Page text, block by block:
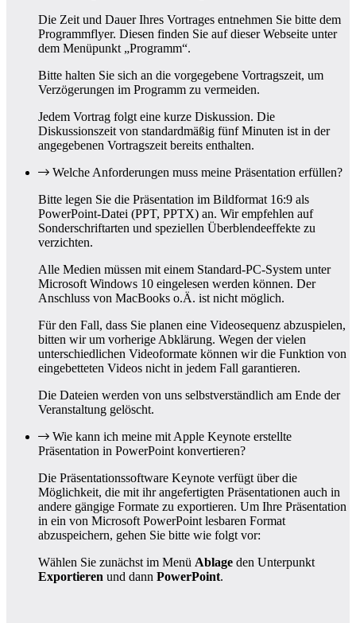
Die Zeit und Dauer Ihres Vortrages entnehmen Sie bitte dem
Programmflyer. Diesen finden Sie auf dieser Webseite unter
dem Menüpunkt „Programm“.
Bitte halten Sie sich an die vorgegebene Vortragszeit, um
Verzögerungen im Programm zu vermeiden.
Jedem Vortrag folgt eine kurze Diskussion. Die
Diskussionszeit von standardmäßig fünf Minuten ist in der
angegebenen Vortragszeit bereits enthalten.
Welche Anforderungen muss meine Präsentation erfüllen?
Bitte legen Sie die Präsentation im Bildformat 16:9 als
PowerPoint-Datei (PPT, PPTX) an. Wir empfehlen auf
Sonderschriftarten und speziellen Überblendeeffekte zu
verzichten.
Alle Medien müssen mit einem Standard-PC-System unter
Microsoft Windows 10 eingelesen werden können. Der
Anschluss von MacBooks o.Ä. ist nicht möglich.
Für den Fall, dass Sie planen eine Videosequenz abzuspielen,
bitten wir um vorherige Abklärung. Wegen der vielen
unterschiedlichen Videoformate können wir die Funktion von
eingebetteten Videos nicht in jedem Fall garantieren.
Die Dateien werden von uns selbstverständlich am Ende der
Veranstaltung gelöscht.
Wie kann ich meine mit Apple Keynote erstellte
Präsentation in PowerPoint konvertieren?
Die Präsentationssoftware Keynote verfügt über die
Möglichkeit, die mit ihr angefertigten Präsentationen auch in
andere gängige Formate zu exportieren. Um Ihre Präsentation
in ein von Microsoft PowerPoint lesbaren Format
abzuspeichern, gehen Sie bitte wie folgt vor:
Wählen Sie zunächst im Menü Ablage den Unterpunkt
Exportieren und dann PowerPoint.